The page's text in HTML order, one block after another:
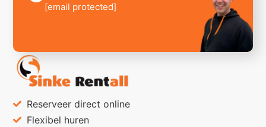
Reserveer direct online
Flexibel huren
[email protected]